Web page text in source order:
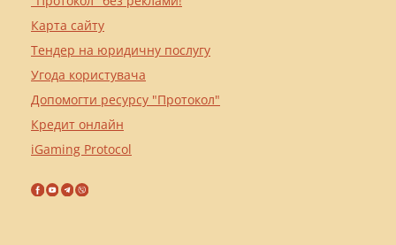
Карта сайту
Тендер на юридичну послугу
Угода користувача
Допомогти ресурсу "Протокол"
Кредит онлайн
iGaming Protocol